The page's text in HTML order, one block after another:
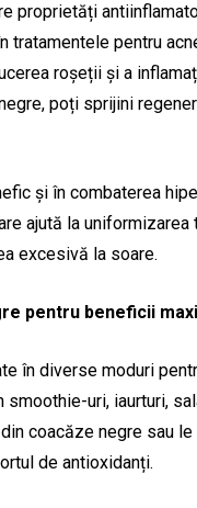
proprietăți
tratamentele pentru
roșeții și a
poți sprijini
și în combaterea
ajută la
excesivă la soare.
pentru beneficii
în diverse moduri
uri, iaurturi,
coacăze negre sau
de antioxidanți.